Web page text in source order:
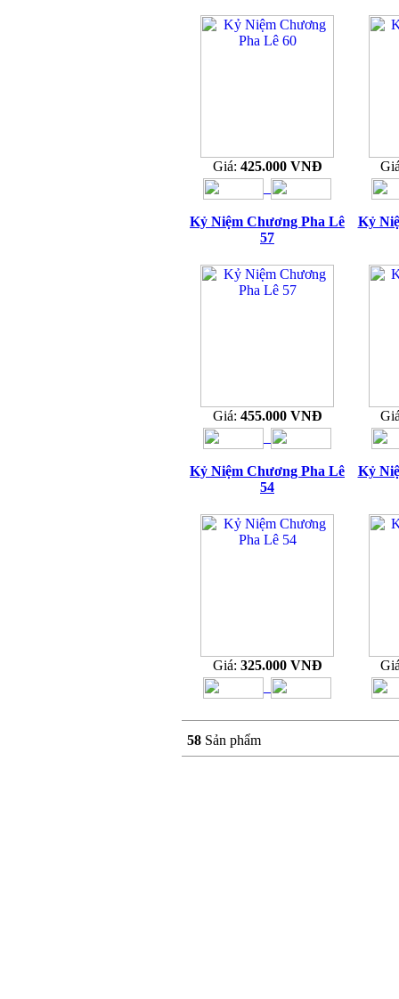
Giá: 425.000 VNĐ
Kỷ Niệm Chương Pha Lê
57
Giá: 455.000 VNĐ
Kỷ
Kỷ Niệm Chương Pha Lê
54
Giá: 325.000 VNĐ
Kỷ
58 Sản phẩm